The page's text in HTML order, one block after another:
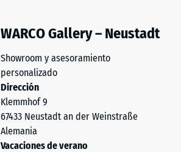
WARCO Gallery – Neustadt
Showroom y asesoramiento
personalizado
Dirección
Klemmhof 9
67433 Neustadt an der Weinstraße
Alemania
Vacaciones de verano